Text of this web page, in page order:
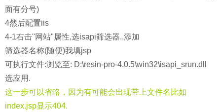
面有分号)
4然后配置iis
4-1右击"网站"属性,选isapi筛选器..添加
筛选器名称(随便)我填jsp
可执行文件:浏览至: D:\resin-pro-4.0.5\win32\isapi_srun.dll
选应用.
这一步可以省略，因为有可能会出现带上文件名比如
index.jsp显示404.